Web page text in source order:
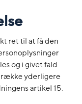
ret til at få den
og i givet fald
række yderligere
artikel 15.